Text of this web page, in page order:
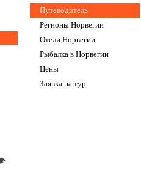
Путеводитель
Регионы Норвегии
Отели Норвегии
Рыбалка в Норвегии
Цены
Заявка на тур